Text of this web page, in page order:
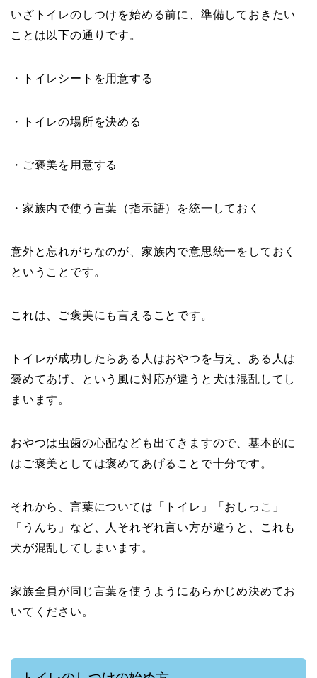
いざトイレのしつけを始める前に、準備しておきたい
ことは以下の通りです。
・トイレシートを用意する
・トイレの場所を決める
・ご褒美を用意する
・家族内で使う言葉（指示語）を統一しておく
意外と忘れがちなのが、家族内で意思統一をしておく
ということです。
これは、ご褒美にも言えることです。
トイレが成功したらある人はおやつを与え、ある人は
褒めてあげ、という風に対応が違うと犬は混乱してし
まいます。
おやつは虫歯の心配なども出てきますので、基本的に
はご褒美としては褒めてあげることで十分です。
それから、言葉については「トイレ」「おしっこ」
「うんち」など、人それぞれ言い方が違うと、これも
犬が混乱してしまいます。
家族全員が同じ言葉を使うようにあらかじめ決めてお
いてください。